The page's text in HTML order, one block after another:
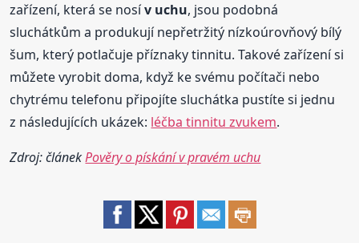
zařízení, která se nosív uchu, jsou podobná
sluchátkům a produkují nepřetržitý nízkoúrovňový bílý
šum, který potlačuje příznaky tinnitu. Takové zařízení si
můžete vyrobit doma, když ke svému počítači nebo
chytrému telefonu připojíte sluchátka pustíte si jednu
z následujících ukázek: léčba tinnitu zvukem.
Zdroj: článekPověry o pískání v pravém uchu